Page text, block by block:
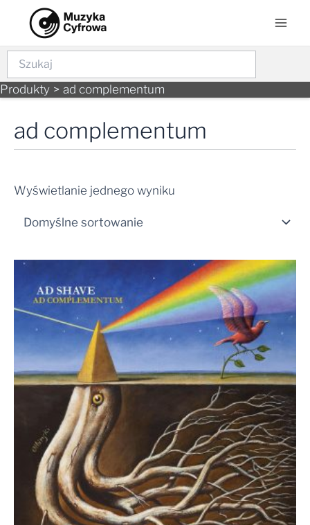
content
Szukaj
Produkty ad complementum
ad complementum
Wyświetlanie jednego wyniku